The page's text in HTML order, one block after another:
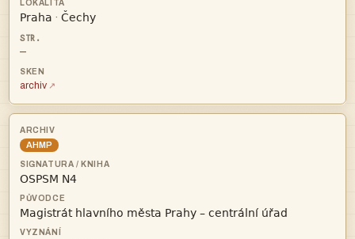
 · 
—
archiv
AHMP

